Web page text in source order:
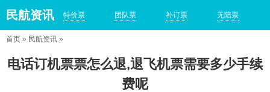
民航资讯 特价票 团队票 补订票 无陪票
首页 » 民航资讯 »
电话订机票票怎么退,退飞机票需要多少手续
费呢